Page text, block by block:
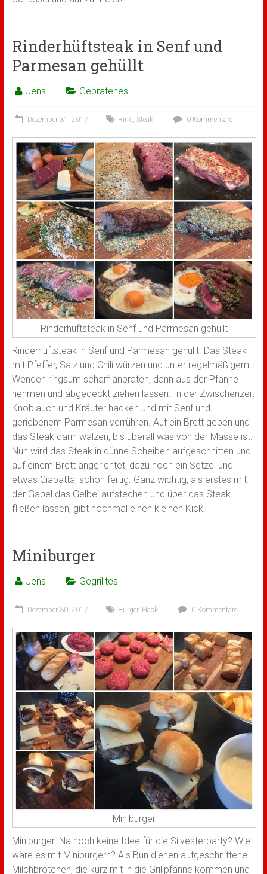
Rinderhüftsteak in Senf und
Parmesan gehüllt
Jens Gebratenes
Dezember 31, 2017 Rind Steak 0 Kommentare
Rinderhüftsteak in Senf und Parmesan gehüllt
Rinderhüftsteak in Senf und Parmesan gehüllt. Das Steak
mit Pfeffer, Salz und Chili würzen und unter regelmäßigem
Wenden ringsum scharf anbraten, dann aus der Pfanne
nehmen und abgedeckt ziehen lassen. In der Zwischenzeit
Knoblauch und Kräuter hacken und mit Senf und
geriebenem Parmesan verrühren. Auf ein Brett geben und
das Steak darin wälzen, bis überall was von der Masse ist.
Nun wird das Steak in dünne Scheiben aufgeschnitten und
auf einem Brett angerichtet, dazu noch ein Setzei und
etwas Ciabatta, schon fertig. Ganz wichtig, als erstes mit
der Gabel das Gelbei aufstechen und über das Steak
fließen lassen, gibt nochmal einen kleinen Kick!
Miniburger
Jens Gegrilltes
Dezember 30, 2017 Burger, Hack 0 Kommentare
Miniburger
Miniburger. Na noch keine Idee für die Silvesterparty? Wie
wäre es mit Miniburgern? Als Bun dienen aufgeschnittene
Milchbrötchen, die kurz mit in die Grillpfanne kommen und